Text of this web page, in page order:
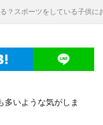
？スポーツをしている子供に
多いような気がしま